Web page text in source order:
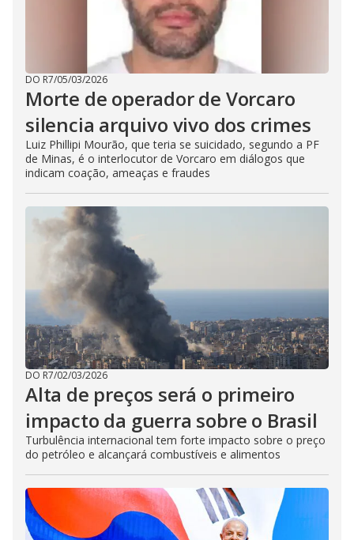
DO R7/05/03/2026
Morte de operador de Vorcaro
silencia arquivo vivo dos crimes
Luiz Phillipi Mourão, que teria se suicidado, segundo a PF
de Minas, é o interlocutor de Vorcaro em diálogos que
indicam coação, ameaças e fraudes
DO R7/02/03/2026
Alta de preços será o primeiro
impacto da guerra sobre o Brasil
Turbulência internacional tem forte impacto sobre o preço
do petróleo e alcançará combustíveis e alimentos